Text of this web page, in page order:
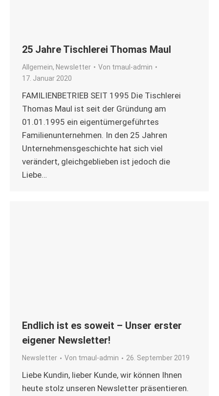
25 Jahre Tischlerei Thomas Maul
Allgemein, Newsletter Von tmaul-admin
17. Januar 2020
FAMILIENBETRIEB SEIT 1995 Die Tischlerei
Thomas Maul ist seit der Gründung am
01.01.1995 ein eigentümergeführtes
Familienunternehmen. In den 25 Jahren
Unternehmensgeschichte hat sich viel
verändert, gleichgeblieben ist jedoch die
Liebe…
Endlich ist es soweit – Unser erster
eigener Newsletter!
Newsletter Von tmaul-admin 26. September 2019
Liebe Kundin, lieber Kunde, wir können Ihnen
heute stolz unseren Newsletter präsentieren.